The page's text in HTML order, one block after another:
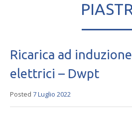
Ricarica ad
elettrici – Dwpt
Posted 7 Luglio 2022